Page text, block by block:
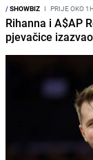
/SHOWBIZ I PRIJE OKO
Rihanna i A$AP
pjevačice